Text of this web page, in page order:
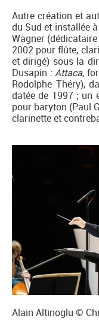
Autre création et
du Sud et installée
Wagner
2002 pour flûte,
et dirigé) sous la
Dusapin :Attaca,
Rodolphe Théry),
datée de 1997 ; un
pour baryton (Paul
clarinette et
Alain Altinoglu ©